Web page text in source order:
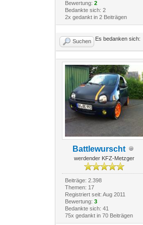
Bewertung: 2
Bedankte sich: 2
2x gedankt in 2 Beiträgen
Suchen Es bedanken sich:
Battlewurscht
werdender KFZ-Metzger
Beiträge: 2.398
Themen: 17
Registriert seit: Aug 2011
Bewertung: 3
Bedankte sich: 41
75x gedankt in 70 Beiträgen